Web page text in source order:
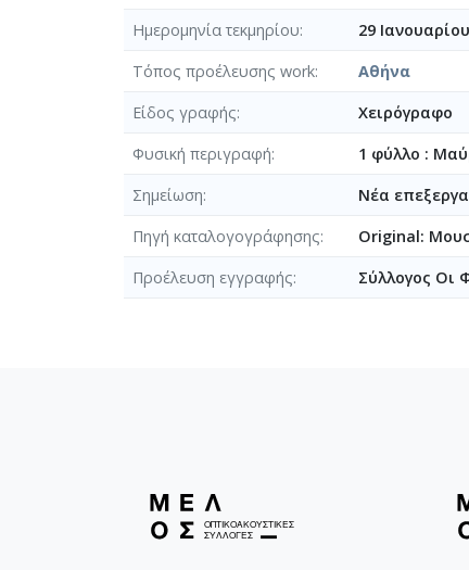
Ημερομηνία τεκμηρίου
29
Τόπος προέλευσης work
Αθήνα
Είδος γραφής
Χειρόγραφο
Φυσική περιγραφή
1 φύλλο :
Σημείωση
Νέα
Πηγή καταλογογράφησης
Original:
Προέλευση εγγραφής
Σύλλογος Οι